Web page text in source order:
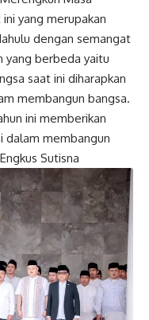
yang merupakan
dengan semangat
yang berbeda yaitu
saat ini diharapkan
membangun bangsa.
ini memberikan
dalam membangun
Sutisna